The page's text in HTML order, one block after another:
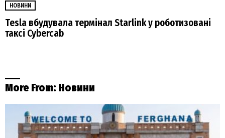
НОВИНИ
Tesla вбудувала термінал Starlink у роботизовані
таксі Cybercab
More From: Новини